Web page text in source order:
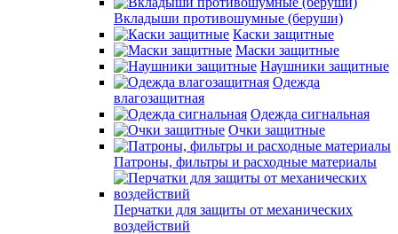
Вкладыши противошумные (беруши)
Каски защитные
Маски защитные
Наушники защитные
Одежда
влагозащитная
Одежда сигнальная
Очки защитные
Патроны, фильтры и расходные материалы
Перчатки для защиты от механических
воздействий